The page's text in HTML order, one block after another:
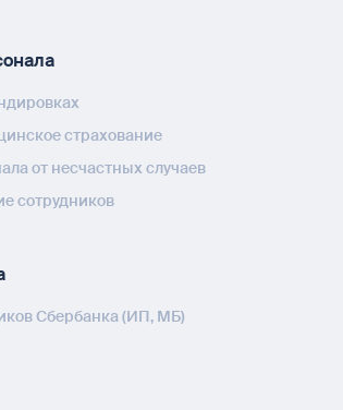
страхование
от несчастных случаев
сотрудников
Сбербанка (ИП, МБ)